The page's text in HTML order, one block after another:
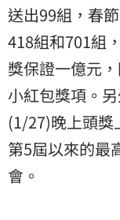
送出99組，春
418組和701組
獎保證一億元
小紅包獎項。
(1/27)晚上頭獎
第5屆以來的最
會。